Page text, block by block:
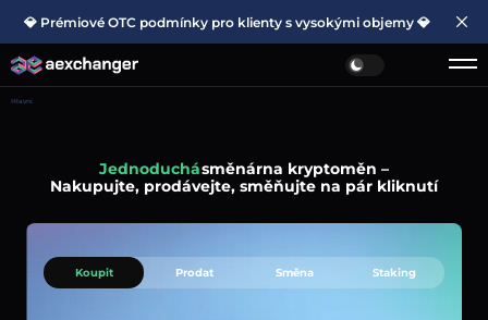
💎 Prémiové OTC podmínky pro klienty s vysokými objemy 💎
Hlavní
Jednoduchásměnárna kryptoměn –
Nakupujte, prodávejte, směňujte na pár kliknutí
Koupit Prodat Směna Staking